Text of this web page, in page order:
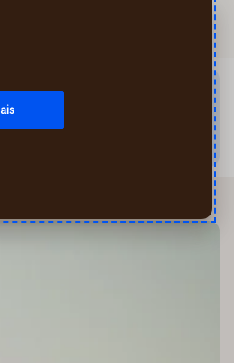
mūsų savitarnoje per
ar kitais klausimais